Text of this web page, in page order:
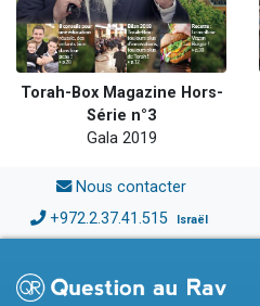
Torah-Box Magazine Hors-
Série n°3
Gala 2019
Nous contacter
+972.2.37.41.515 Israël